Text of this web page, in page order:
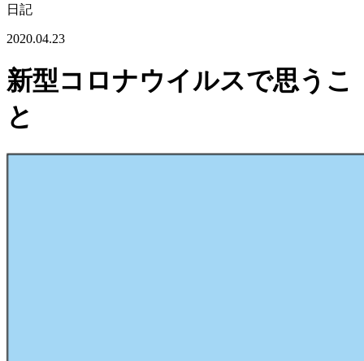
日記
2020.04.23
新型コロナウイルスで思うこ
と